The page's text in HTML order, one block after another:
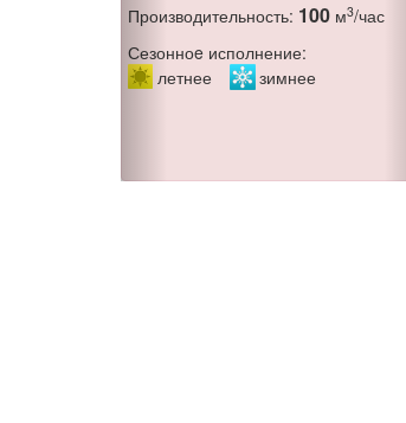
Производительность: 100 м3/час
Сезонноe исполнение:
летнее
зимнее